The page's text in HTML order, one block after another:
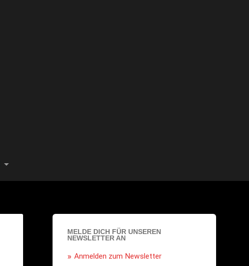
MELDE DICH FÜR UNSEREN
NEWSLETTER AN
Anmelden zum Newsletter